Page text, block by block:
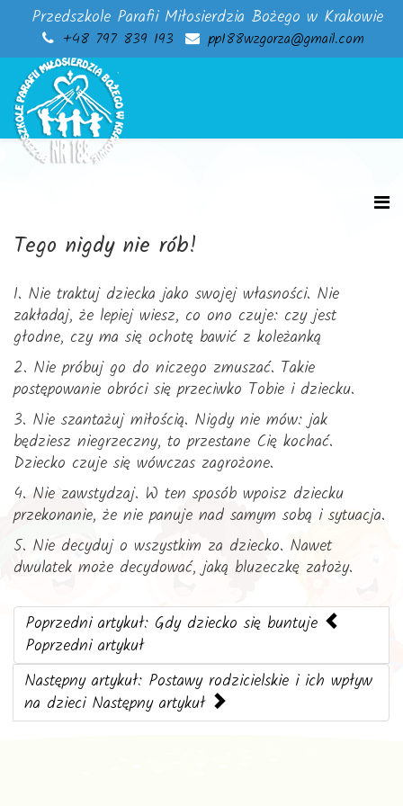
Przedszkole Parafii Miłosierdzia Bożego w Krakowie
+48 797 839 193 pp188wzgorza@gmail.com
Tego nigdy nie rób!
1. Nie traktuj dziecka jako swojej własności. Nie
zakładaj, że lepiej wiesz, co ono czuje: czy jest
głodne, czy ma się ochotę bawić z koleżanką
2. Nie próbuj go do niczego zmuszać. Takie
postępowanie obróci się przeciwko Tobie i dziecku.
3. Nie szantażuj miłością. Nigdy nie mów: jak
będziesz niegrzeczny, to przestane Cię kochać.
Dziecko czuje się wówczas zagrożone.
4. Nie zawstydzaj. W ten sposób wpoisz dziecku
przekonanie, że nie panuje nad samym sobą i sytuacja.
5. Nie decyduj o wszystkim za dziecko. Nawet
dwulatek może decydować, jaką bluzeczkę założy.
Poprzedni artykuł: Gdy dziecko się buntuje
Poprzedni artykuł
Następny artykuł: Postawy rodzicielskie i ich wpływ
na dzieci Następny artykuł